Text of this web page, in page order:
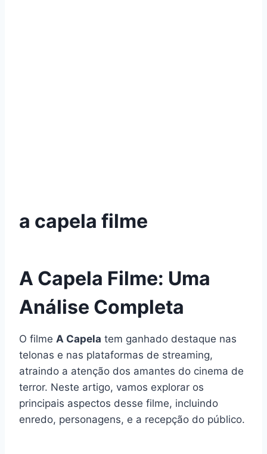
a capela filme
A Capela Filme: Uma
Análise Completa
O filme A Capela tem ganhado destaque nas
telonas e nas plataformas de streaming,
atraindo a atenção dos amantes do cinema de
terror. Neste artigo, vamos explorar os
principais aspectos desse filme, incluindo
enredo, personagens, e a recepção do público.